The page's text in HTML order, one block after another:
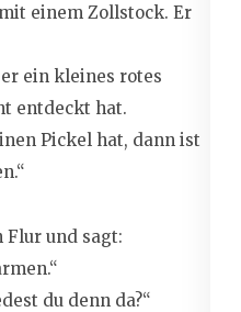
einem Zollstock. Er
ein kleines rotes
entdeckt hat.
Pickel hat, dann ist
Flur und sagt:
du denn da?“